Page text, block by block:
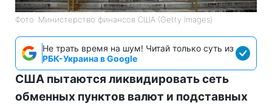
Фото: Министерство финансов СШA (Getty Images)
Не трать время на шум! Читай только суть из
РБК-Украина в Google
США пытаются ликвидировать сеть
обменных пунктов валют и подставных